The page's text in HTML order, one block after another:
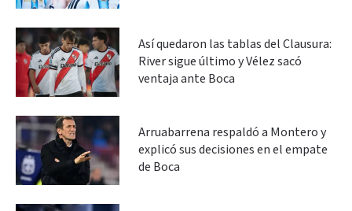
Así quedaron las tablas del Clausura:
River sigue último y Vélez sacó
ventaja ante Boca
Arruabarrena respaldó a Montero y
explicó sus decisiones en el empate
de Boca